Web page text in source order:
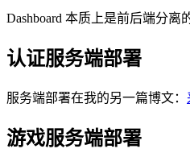
Dashboard 本质上是前后端分离
认证服务端部署
服务端部署在我的另一篇博文：
游戏服务端部署